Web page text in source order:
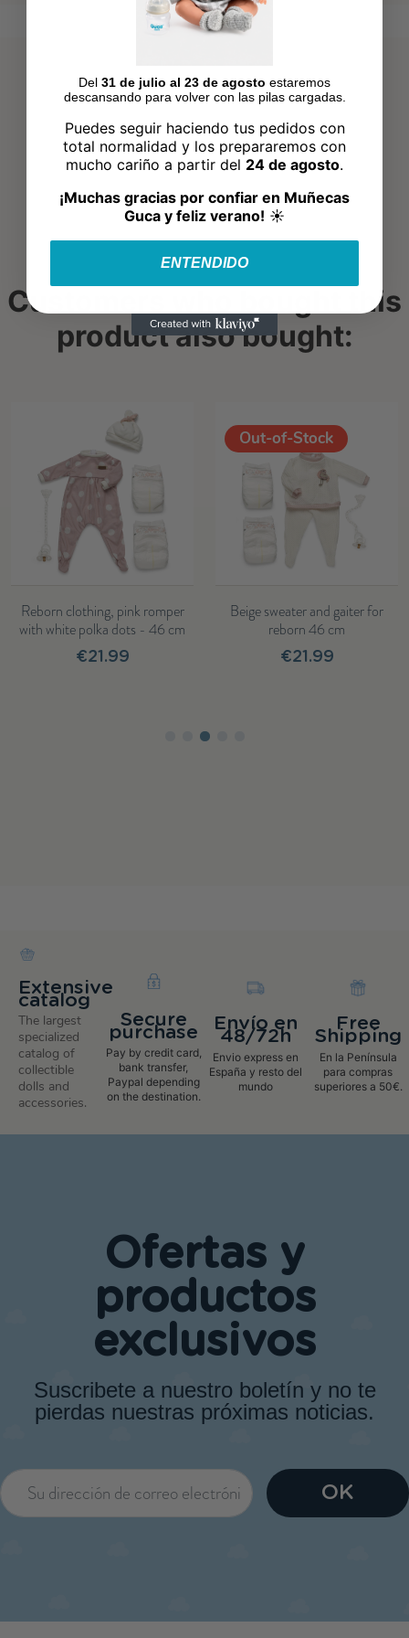
Customers who bought this
product also bought:
Reborn clothing, pink romper
with white polka dots - 46 cm
€21.99
Out-of-Stock
Beige sweater and gaiter for
reborn 46 cm
€21.99
Extensive
catalog
The largest
specialized
catalog of
collectible
dolls and
accessories.
Secure
purchase
Pay by credit card,
bank transfer,
Paypal depending
on the destination.
Envío en
48/72h
Envio express en
España y resto del
mundo
Free
Shipping
En la Península
para compras
superiores a 50€.
Ofertas y
productos
exclusivos
Suscribete a nuestro boletín y no te
pierdas nuestras próximas noticias.
Del 31 de julio al 23 de agosto estaremos
descansando para volver con las pilas cargadas.
Puedes seguir haciendo tus pedidos con
total normalidad y los prepararemos con
mucho cariño a partir del 24 de agosto.
¡Muchas gracias por confiar en Muñecas
Guca y feliz verano! ☀️
ENTENDIDO